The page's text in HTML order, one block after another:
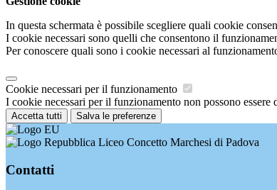
In questa schermata è possibile scegliere quali cookie
I cookie necessari sono quelli che consentono il
Per conoscere quali sono i cookie necessari al
Cookie necessari per il funzionamento
I cookie necessari per il funzionamento non possono
Accetta tutti Salva le preferenze
Liceo Concetto Marchesi di Padova
Contatti